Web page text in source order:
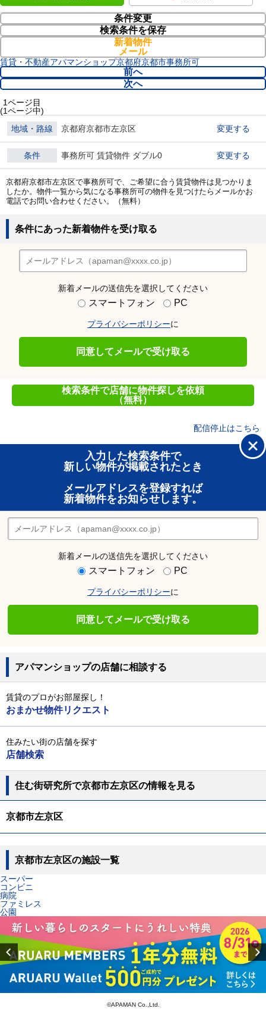
条件変更
検索条件を保存
新着物件
メール
賃貸・不動産アパマンショップ京都府京都市事務所可
前へ
次へ
1ページ目
(1ページ中)
地域・路線
京都府京都市左京区 変更する
条件 事務所可 賃貸物件 ダブル0 変更する
京都府京都市左京区で事務所可で、ご希望に合う賃貸物件は見つかりま
したか。物件一覧から気になる事務所可の物件を見つけたらメールかお
電話でお問い合わせください。（無料）
条件にあった新着物件を受け取る
新着メールの送信先を選択してください
スマートフォン PC
プライバシーポリシーに
同意してメールで受け取る
検索条件で店舗に物件探しを依頼
（無料）
配信停止はこちら
入力した検索条件で
新しい物件が掲載されたとき
メールアドレスを登録すれば
新着物件をお知らせします。
新着メールの送信先を選択してください
スマートフォン PC
プライバシーポリシーに
同意してメールで受け取る
アパマンショップの店舗に相談する
賃貸のプロがお部屋探し！
おまかせ物件リクエスト
住みたい街の店舗を探す
店舗検索
住む街研究所で京都市左京区の情報を見る
京都市左京区
京都市左京区の施設一覧
スーパー
コンビニ
病院
ファミレス
公園
Previous
©APAMAN Co.,Ltd.